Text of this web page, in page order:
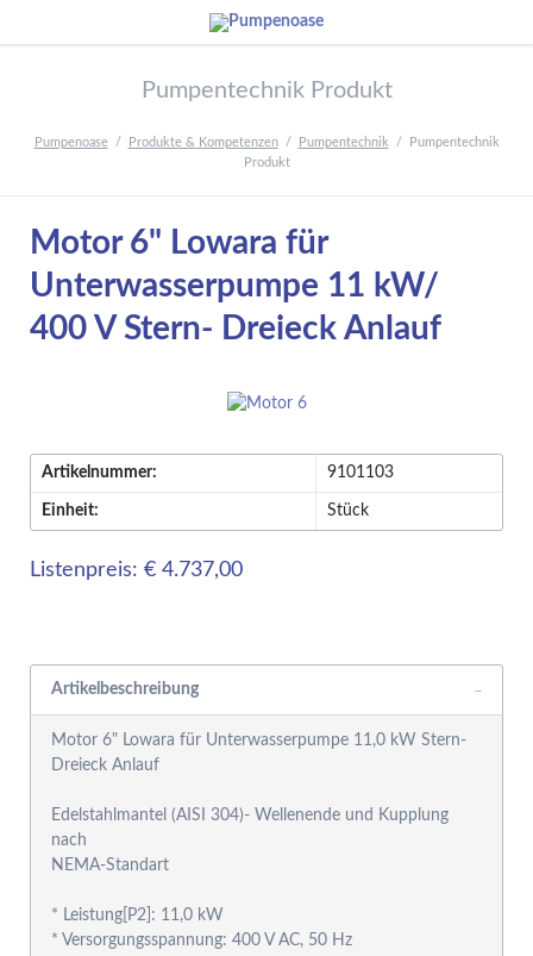
Pumpentechnik Produkt
Pumpenoase Produkte & Kompetenzen Pumpentechnik
Pumpentechnik
Produkt
Motor 6" Lowara für
Unterwasserpumpe 11 kW/
400 V Stern- Dreieck Anlauf
Artikelnummer: 9101103
Einheit: Stück
Listenpreis: € 4.737,00
Artikelbeschreibung
Motor 6" Lowara für Unterwasserpumpe 11,0 kW Stern-
Dreieck Anlauf
Edelstahlmantel (AISI 304)- Wellenende und Kupplung
nach
NEMA-Standart
* Leistung[P2]: 11,0 kW
* Versorgungsspannung: 400 V AC, 50 Hz